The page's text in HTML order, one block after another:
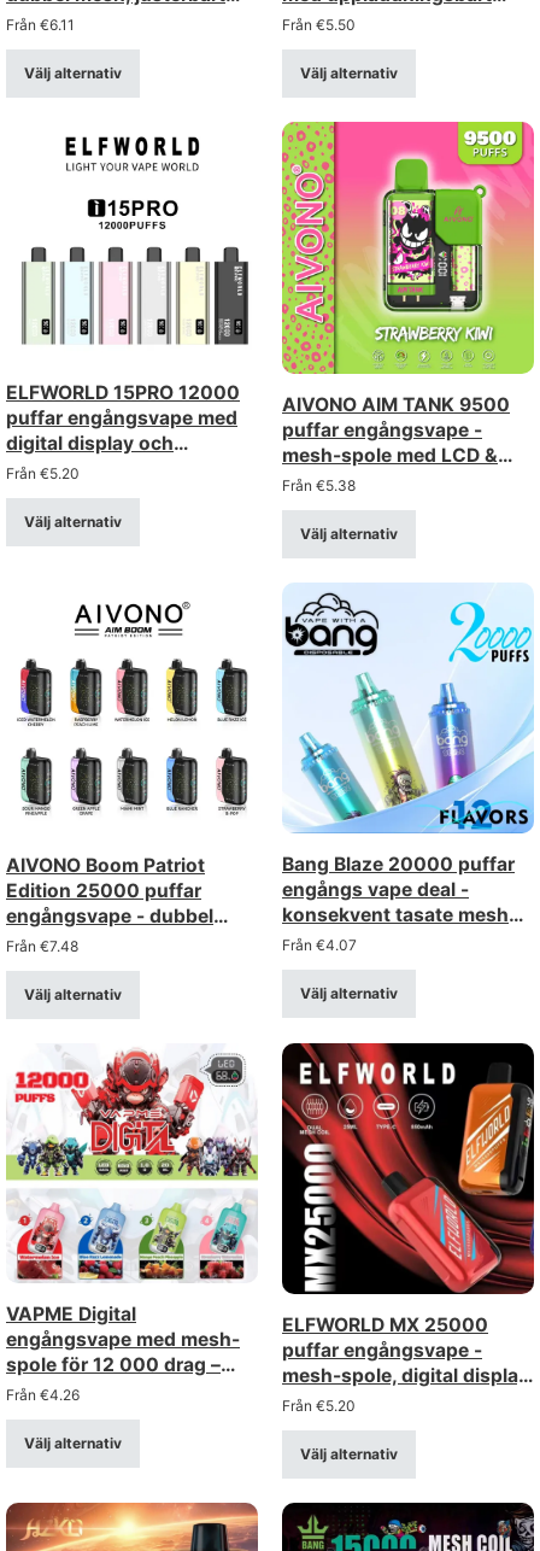
luftflöde, digital display
Från €6.11
Välj alternativ
850mah-batteri
Från €5.50
Välj alternativ
ELFWORLD 15PRO 12000
puffar engångsvape med
digital display och
justerbart luftflöde
Från €5.20
Välj alternativ
AIVONO AIM TANK 9500
puffar engångsvape -
mesh-spole med LCD &
barnlås
Från €5.38
Välj alternativ
AIVONO Boom Patriot
Edition 25000 puffar
engångsvape - dubbel
mesh med LCD-display
Från €7.48
Välj alternativ
Bang Blaze 20000 puffar
engångs vape deal -
konsekvent tasate mesh
coil, uppladdningsbar
Från €4.07
Välj alternativ
VAPME Digital
engångsvape med mesh-
spole för 12 000 drag –
uppladdningsbar med
digital display (styrka 0–
5%)
Från €4.26
Välj alternativ
ELFWORLD MX 25000
puffar engångsvape -
mesh-spole, digital display,
justerbart luftflöde
Från €5.20
Välj alternativ